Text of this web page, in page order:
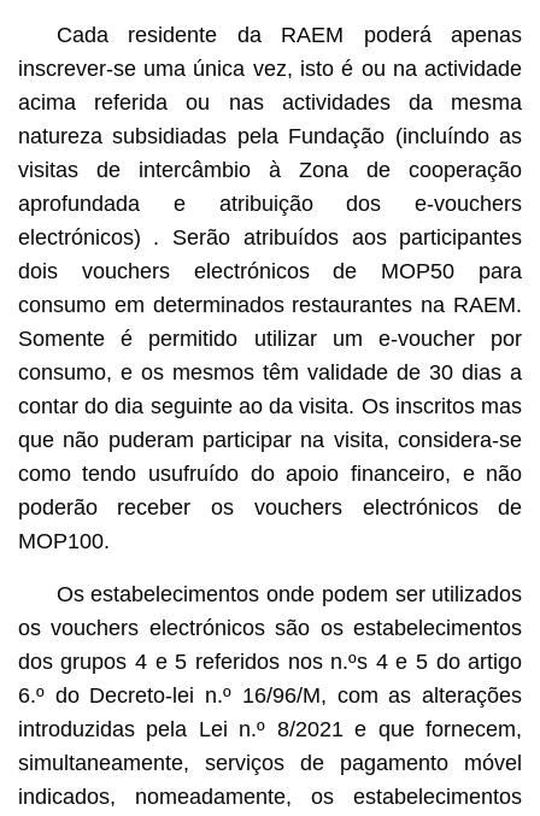
Cada residente da RAEM poderá apenas
inscrever-se uma única vez, isto é ou na actividade
acima referida ou nas actividades da mesma
natureza subsidiadas pela Fundação (incluíndo as
visitas de intercâmbio à Zona de cooperação
aprofundada e atribuição dos e-vouchers
electrónicos) . Serão atribuídos aos participantes
dois vouchers electrónicos de MOP50 para
consumo em determinados restaurantes na RAEM.
Somente é permitido utilizar um e-voucher por
consumo, e os mesmos têm validade de 30 dias a
contar do dia seguinte ao da visita. Os inscritos mas
que não puderam participar na visita, considera-se
como tendo usufruído do apoio financeiro, e não
poderão receber os vouchers electrónicos de
MOP100.
Os estabelecimentos onde podem ser utilizados
os vouchers electrónicos são os estabelecimentos
dos grupos 4 e 5 referidos nos n.ºs 4 e 5 do artigo
6.º do Decreto-lei n.º 16/96/M, com as alterações
introduzidas pela Lei n.º 8/2021 e que fornecem,
simultaneamente, serviços de pagamento móvel
indicados, nomeadamente, os estabelecimentos